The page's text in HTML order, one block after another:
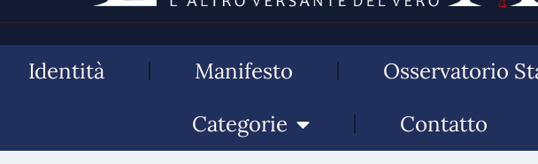
Identità Manifesto Osservatorio
Categorie
Contatto